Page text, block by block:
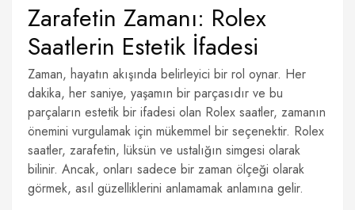
Zarafetin Zamanı: Rolex
Saatlerin Estetik İfadesi
Zaman, hayatın akışında belirleyici bir rol oynar. Her
dakika, her saniye, yaşamın bir parçasıdır ve bu
parçaların estetik bir ifadesi olan Rolex saatler, zamanın
önemini vurgulamak için mükemmel bir seçenektir. Rolex
saatler, zarafetin, lüksün ve ustalığın simgesi olarak
bilinir. Ancak, onları sadece bir zaman ölçeği olarak
görmek, asıl güzelliklerini anlamamak anlamına gelir.